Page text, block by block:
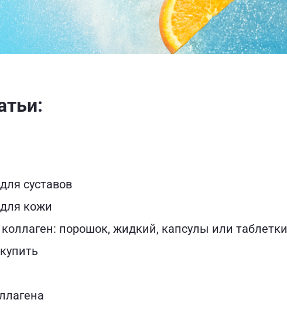
суставов
кожи
порошок, жидкий, капсулы или таблетки